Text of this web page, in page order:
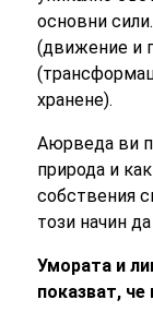
основни
(движение и
хранене).
Аюрведа ви
природа и
собствения
този начин
Умората и
показват,